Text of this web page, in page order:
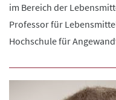
im Bereich der
Professor für
Hochschule für